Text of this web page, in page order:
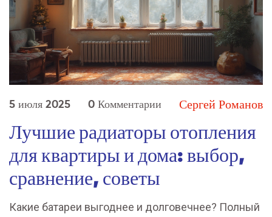
5 июля 2025 0 Комментарии Сергей Романов
Лучшие радиаторы отопления
для квартиры и дома: выбор,
сравнение, советы
Какие батареи выгоднее и долговечнее? Полный